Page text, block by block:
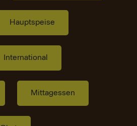
Hauptspeise
International
Mittagessen